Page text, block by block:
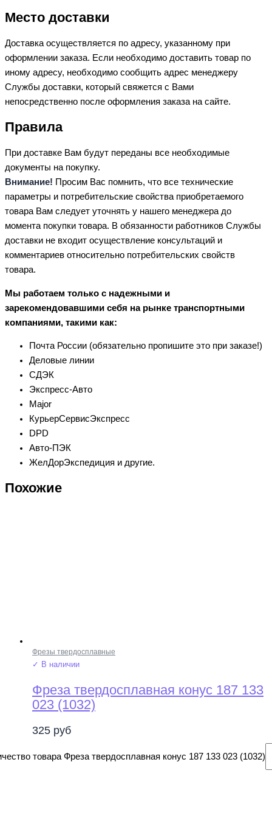
Место доставки
Доставка осуществляется по адресу, указанному при
оформлении заказа. Если необходимо доставить товар по
иному адресу, необходимо сообщить адрес менеджеру
Службы доставки, который свяжется с Вами
непосредственно после оформления заказа на сайте.
Правила
При доставке Вам будут переданы все необходимые
документы на покупку.
Внимание! Просим Вас помнить, что все технические
параметры и потребительские свойства приобретаемого
товара Вам следует уточнять у нашего менеджера до
момента покупки товара. В обязанности работников Службы
доставки не входит осуществление консультаций и
комментариев относительно потребительских свойств
товара.
Мы работаем только с надежными и
зарекомендовавшими себя на рынке транспортными
компаниями, такими как:
Почта России (обязательно пропишите это при заказе!)
Деловые линии
СДЭК
Экспресс-Авто
Major
КурьерСервисЭкспресс
DPD
Авто-ПЭК
ЖелДорЭкспедиция и другие.
Похожие
Фрезы твердосплавные
✓ В наличии
Фреза твердосплавная конус 187 133
023 (1032)
325 руб
товара Фреза твердосплавная конус 187 133 023 (1032)